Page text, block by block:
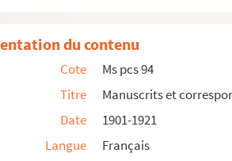
du contenu
Cote
Ms pcs 94
Titre
Manuscrits et
Date
1901-1921
Langue
Français